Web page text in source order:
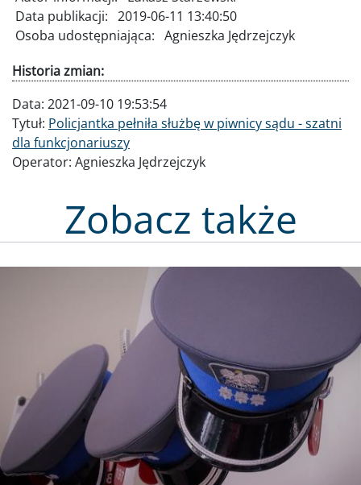
Data publikacji: 2019-06-11 13:40:50
Osoba udostępniająca: Agnieszka Jędrzejczyk
Historia zmian:
Data: 2021-09-10 19:53:54
Tytuł: Policjantka pełniła służbę w piwnicy sądu - szatni
dla funkcjonariuszy
Operator: Agnieszka Jędrzejczyk
Zobacz także